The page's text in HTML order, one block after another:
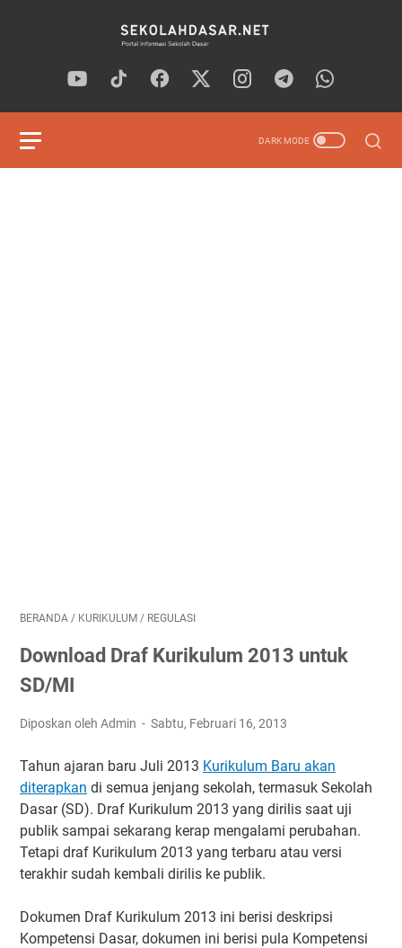
BERANDA / KURIKULUM / REGULASI
Download Draf Kurikulum 2013 untuk
SD/MI
Diposkan oleh Admin Sabtu, Februari 16, 2013
Tahun ajaran baru Juli 2013 Kurikulum Baru akan
diterapkan di semua jenjang sekolah, termasuk Sekolah
Dasar (SD). Draf Kurikulum 2013 yang dirilis saat uji
publik sampai sekarang kerap mengalami perubahan.
Tetapi draf Kurikulum 2013 yang terbaru atau versi
terakhir sudah kembali dirilis ke publik.
Dokumen Draf Kurikulum 2013 ini berisi deskripsi
Kompetensi Dasar, dokumen ini berisi pula Kompetensi